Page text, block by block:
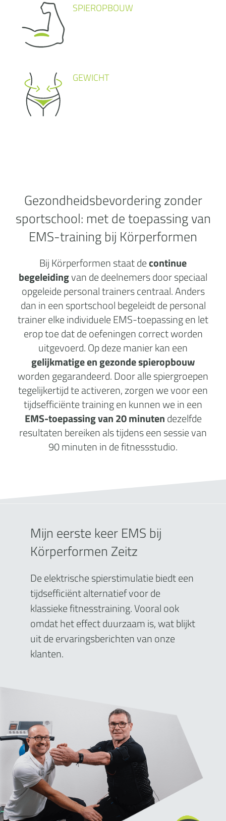
SPIEROPBOUW
GEWICHT
Gezondheidsbevordering zonder
sportschool: met de toepassing van
EMS-training bij Körperformen
Bij Körperformen staat decontinue
begeleidingvan de deelnemers door speciaal
opgeleide personal trainers centraal. Anders
dan in een sportschool begeleidt de personal
trainer elke individuele EMS-toepassing en let
erop toe dat de oefeningen correct worden
uitgevoerd. Op deze manier kan een
gelijkmatige en gezonde spieropbouw
worden gegarandeerd. Door alle spiergroepen
tegelijkertijd te activeren, zorgen we voor een
tijdsefficiënte training en kunnen we in een
EMS-toepassing van 20 minutendezelfde
resultaten bereiken als tijdens een sessie van
90 minuten in de fitnessstudio.
Mijn eerste keer EMS bij
Körperformen Zeitz
De elektrische spierstimulatie biedt een
tijdsefficiënt alternatief voor de
klassieke fitnesstraining. Vooral ook
omdat het effect duurzaam is, wat blijkt
uit de ervaringsberichten van onze
klanten.